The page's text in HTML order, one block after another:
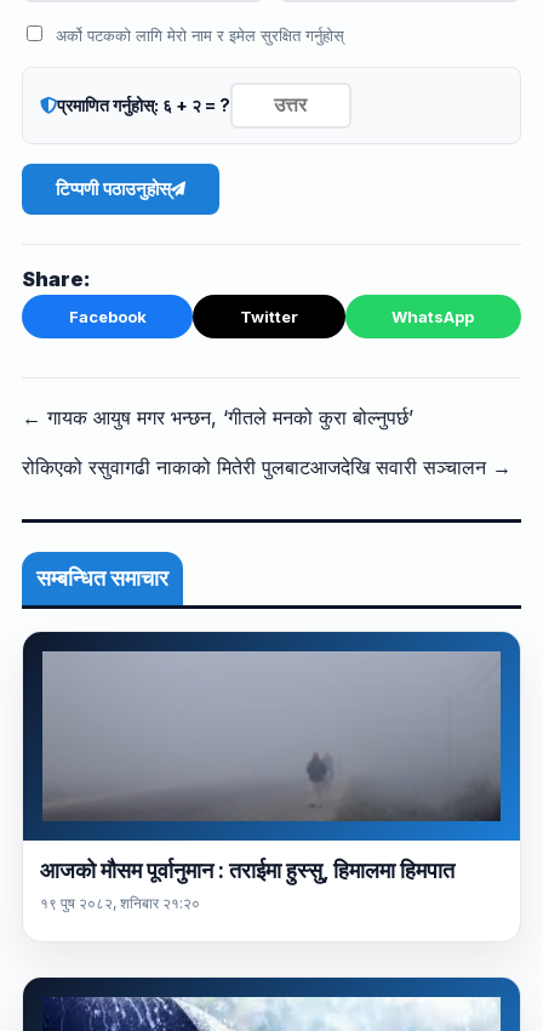
अर्को पटकको लागि मेरो नाम र इमेल सुरक्षित गर्नुहोस्
प्रमाणित गर्नुहोस्: ६ + २ = ?
टिप्पणी पठाउनुहोस्
Share:
Facebook Twitter WhatsApp
← गायक आयुष मगर भन्छन, ‘गीतले मनको कुरा बोल्नुपर्छ’
रोकिएको रसुवागढी नाकाको मितेरी पुलबाटआजदेखि सवारी सञ्चालन →
सम्बन्धित समाचार
आजको मौसम पूर्वानुमान : तराईमा हुस्सु, हिमालमा हिमपात
१९ पुष २०८२, शनिबार २१:२०